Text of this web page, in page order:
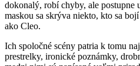
dokonalý, robí chyby, ale postupne
maskou sa skrýva niekto, kto sa
ako Cleo.
Ich spoločné scény patria k tomu
prestrelky, ironické poznámky,